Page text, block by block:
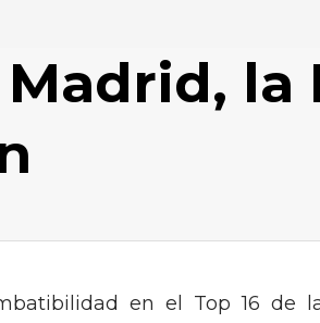
Madrid, la
en el Top 16 de